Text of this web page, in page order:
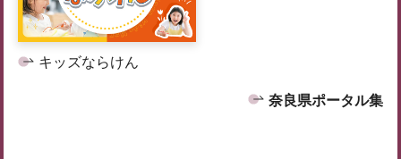
キッズならけん
奈良県ポータル集